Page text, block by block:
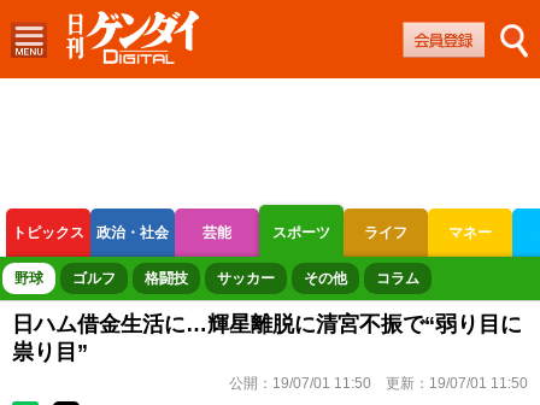
トピックス 政治・社会 芸能 スポーツ ライフ マネー
ボートレース 競輪 オートレース
野球 ゴルフ 格闘技 サッカー その他 コラム
日ハム借金生活に…輝星離脱に清宮不振で“弱り目に
祟り目”
公開： 19/07/01 11:50 更新： 19/07/01 11:50